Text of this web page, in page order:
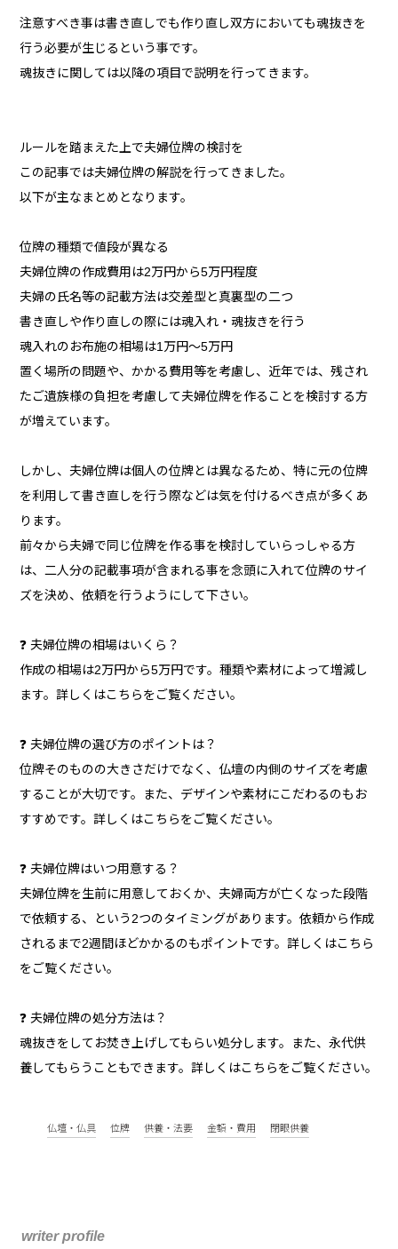
注意すべき事は書き直しでも作り直し双方においても魂抜きを
行う必要が生じるという事です。
魂抜きに関しては以降の項目で説明を行ってきます。
ルールを踏まえた上で夫婦位牌の検討を
この記事では夫婦位牌の解説を行ってきました。
以下が主なまとめとなります。
位牌の種類で値段が異なる
夫婦位牌の作成費用は2万円から5万円程度
夫婦の氏名等の記載方法は交差型と真裏型の二つ
書き直しや作り直しの際には魂入れ・魂抜きを行う
魂入れのお布施の相場は1万円～5万円
置く場所の問題や、かかる費用等を考慮し、近年では、残され
たご遺族様の負担を考慮して夫婦位牌を作ることを検討する方
が増えています。
しかし、夫婦位牌は個人の位牌とは異なるため、特に元の位牌
を利用して書き直しを行う際などは気を付けるべき点が多くあ
ります。
前々から夫婦で同じ位牌を作る事を検討していらっしゃる方
は、二人分の記載事項が含まれる事を念頭に入れて位牌のサイ
ズを決め、依頼を行うようにして下さい。
❓ 夫婦位牌の相場はいくら？
作成の相場は2万円から5万円です。種類や素材によって増減し
ます。詳しくはこちらをご覧ください。
❓ 夫婦位牌の選び方のポイントは？
位牌そのものの大きさだけでなく、仏壇の内側のサイズを考慮
することが大切です。また、デザインや素材にこだわるのもお
すすめです。詳しくはこちらをご覧ください。
❓ 夫婦位牌はいつ用意する？
夫婦位牌を生前に用意しておくか、夫婦両方が亡くなった段階
で依頼する、という2つのタイミングがあります。依頼から作成
されるまで2週間ほどかかるのもポイントです。詳しくはこちら
をご覧ください。
❓ 夫婦位牌の処分方法は？
魂抜きをしてお焚き上げしてもらい処分します。また、永代供
養してもらうこともできます。詳しくはこちらをご覧ください。
仏壇・仏具 位牌 供養・法要 金額・費用 閉眼供養
writer profile